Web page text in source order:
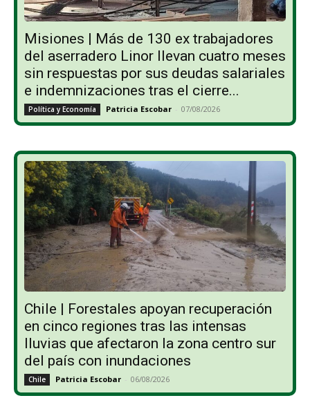
Misiones | Más de 130 ex trabajadores
del aserradero Linor llevan cuatro meses
sin respuestas por sus deudas salariales
e indemnizaciones tras el cierre...
Política y Economía Patricia Escobar - 07/08/2026
Chile | Forestales apoyan recuperación
en cinco regiones tras las intensas
lluvias que afectaron la zona centro sur
del país con inundaciones
Chile Patricia Escobar - 06/08/2026